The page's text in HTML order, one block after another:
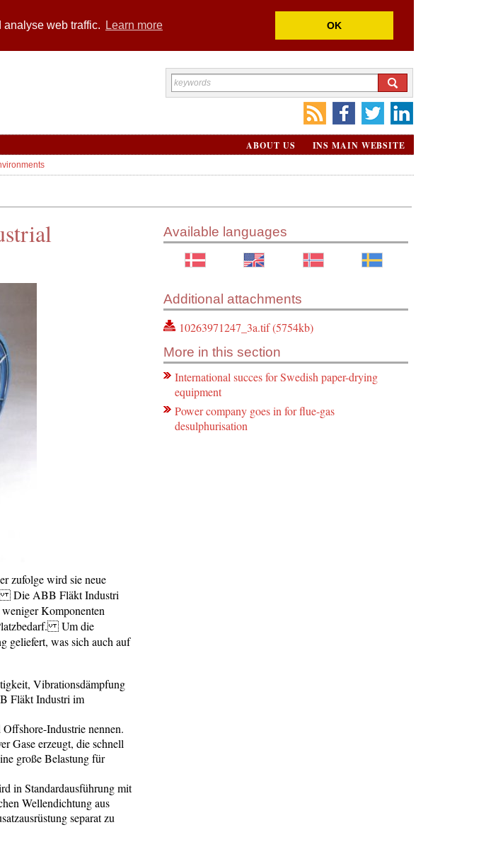
web traffic. Learn more OK
INS MAIN WEBSITE
ABOUT US
zufolge wird sie neue
Die ABB Fläkt Industri
Komponenten
Um die
geliefert, was sich auch auf
Vibrationsdämpfung
Fläkt Industri im
Industrie nennen.
Gase erzeugt, die schnell
große Belastung für
in Standardausführung mit
Wellendichtung aus
separat zu
Available languages
Additional attachments
10263971247_3a.tif (5754kb)
More in this section
International succes for Swedish paper-drying
equipment
Power company goes in for flue-gas
desulphurisation